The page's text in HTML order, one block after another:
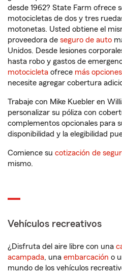
desde 1962? State Farm ofrece
motocicletas de dos y tres
motonetas. Usted obtiene el
proveedora de seguro de auto
Unidos. Desde lesiones
hasta robo y gastos de
motocicleta ofrece más
necesite agregar cobertura
Trabaje con Mike Kuebler en
personalizar su póliza con
complementos opcionales para
disponibilidad y la elegibilidad
Comience su cotización de
mismo.
Vehículos recreativos
¿Disfruta del aire libre con una
acampada, una embarcación o
mundo de los vehículos